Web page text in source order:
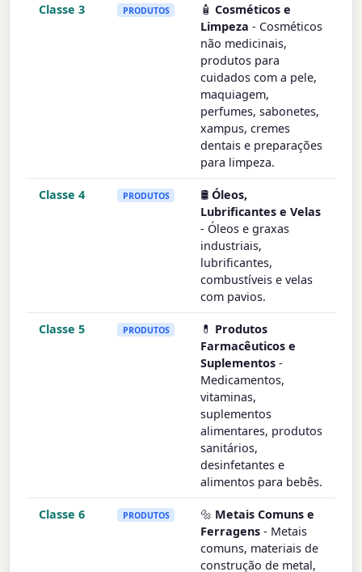
Classe 3 PRODUTOS 🧴Cosméticos e
Limpeza - Cosméticos
não medicinais,
produtos para
cuidados com a pele,
maquiagem,
perfumes, sabonetes,
xampus, cremes
dentais e preparações
para limpeza.
Classe 4 PRODUTOS 🛢️Óleos,
Lubrificantes e Velas
- Óleos e graxas
industriais,
lubrificantes,
combustíveis e velas
com pavios.
Classe 5 PRODUTOS 💊 Produtos
Farmacêuticos e
Suplementos -
Medicamentos,
vitaminas,
suplementos
alimentares, produtos
sanitários,
desinfetantes e
alimentos para bebês.
Classe 6 PRODUTOS 🔩 Metais Comuns e
Ferragens - Metais
comuns, materiais de
construção de metal,